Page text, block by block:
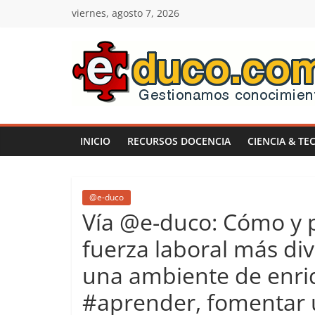
viernes, agosto 7, 2026
E-
duco:
Gestión
del
Conocimiento
Learn
more.
Do
INICIO RECURSOS DOCENCIA CIENCIA &
@e-duco
Vía @e-duco: Cómo
fuerza laboral más
una ambiente de
#aprender, fomentar